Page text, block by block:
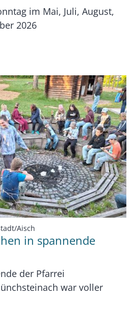
im Mai, Juli, August,
2026
Aisch
in spannende
der Pfarrei
war voller